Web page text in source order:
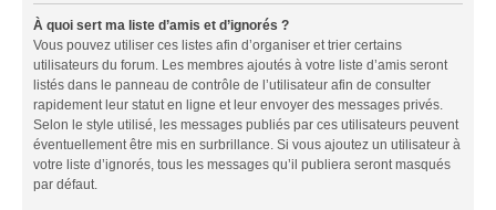
À quoi sert ma liste d’amis et d’ignorés ?
Vous pouvez utiliser ces listes afin d’organiser et trier certains
utilisateurs du forum. Les membres ajoutés à votre liste d’amis seront
listés dans le panneau de contrôle de l’utilisateur afin de consulter
rapidement leur statut en ligne et leur envoyer des messages privés.
Selon le style utilisé, les messages publiés par ces utilisateurs peuvent
éventuellement être mis en surbrillance. Si vous ajoutez un utilisateur à
votre liste d’ignorés, tous les messages qu’il publiera seront masqués
par défaut.